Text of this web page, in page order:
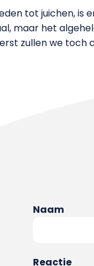
tot juichen, is
maar het
zullen we toch
Naam
Reactie